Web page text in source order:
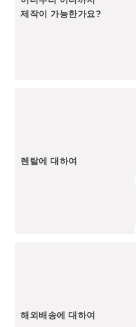
제작이 가능한가요?
렌탈에 대하여
해외배송에 대하여